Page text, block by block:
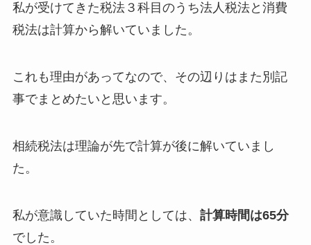
私が受けてきた税法３科目のうち法人税法と消費
税法は計算から解いていました。
これも理由があってなので、その辺りはまた別記
事でまとめたいと思います。
相続税法は理論が先で計算が後に解いていまし
た。
私が意識していた時間としては、 計算時間は65分
でした。